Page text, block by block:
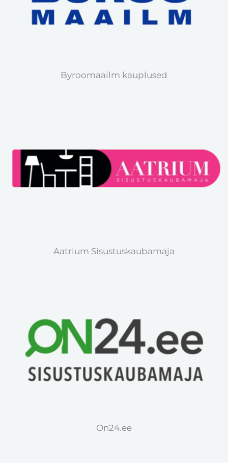
Byroomaailm kauplused
Aatrium Sisustuskaubamaja
On24.ee